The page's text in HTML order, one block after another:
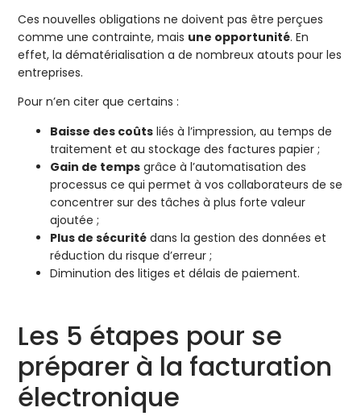
Ces nouvelles obligations ne doivent pas être perçues
comme une contrainte, mais une opportunité. En
effet, la dématérialisation a de nombreux atouts pour les
entreprises.
Pour n’en citer que certains :
Baisse des coûts liés à l’impression, au temps de
traitement et au stockage des factures papier ;
Gain de temps grâce à l’automatisation des
processus ce qui permet à vos collaborateurs de se
concentrer sur des tâches à plus forte valeur
ajoutée ;
Plus de sécurité dans la gestion des données et
réduction du risque d’erreur ;
Diminution des litiges et délais de paiement.
Les 5 étapes pour se
préparer à la facturation
électronique